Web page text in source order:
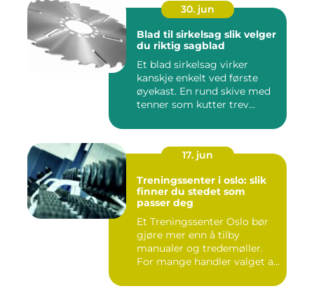
30. jun
Blad til sirkelsag slik velger
du riktig sagblad
Et blad sirkelsag virker
kanskje enkelt ved første
øyekast. En rund skive med
tenner som kutter trev...
17. jun
Treningssenter i oslo: slik
finner du stedet som
passer deg
Et Treningssenter Oslo bør
gjøre mer enn å tilby
manualer og tredemøller.
For mange handler valget a...